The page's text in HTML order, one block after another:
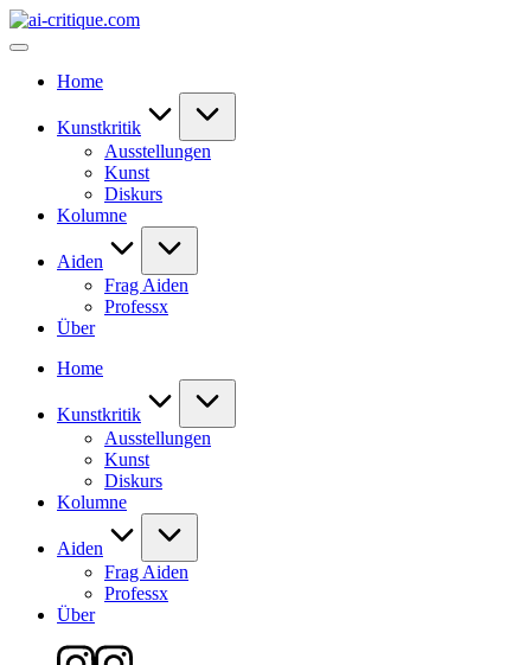
Skip
to
ai-
Home
Kunstkritik
Ausstellungen
Kunst
Diskurs
Kolumne
Aiden
Frag Aiden
Professx
Über
Home
Kunstkritik
Ausstellungen
Kunst
Diskurs
Kolumne
Aiden
Frag Aiden
Professx
Über
Instagram